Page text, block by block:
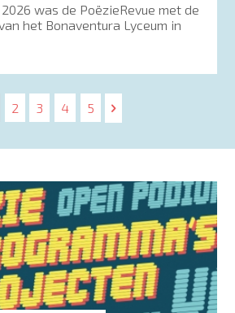
was de PoëzieRevue met de
het Bonaventura Lyceum in
Page
2 Page
3 Page
4 Page
5